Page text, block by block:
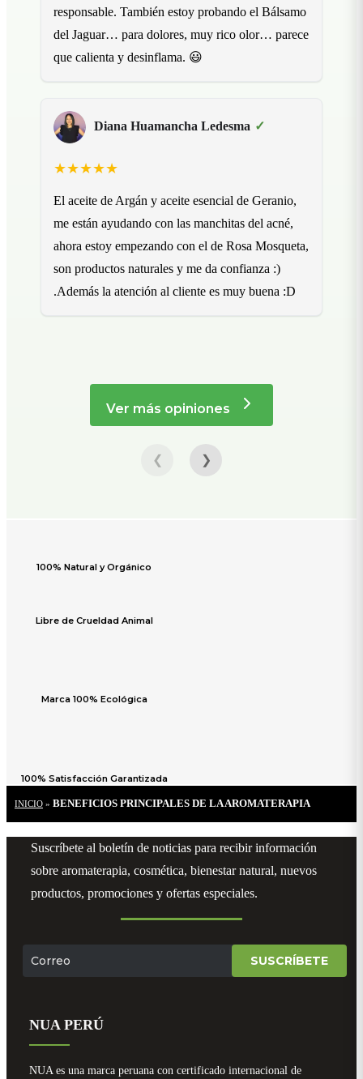
responsable. También estoy probando el Bálsamo
del Jaguar… para dolores, muy rico olor… parece
que calienta y desinflama. 😃
Diana Huamancha Ledesma ✓
★★★★★
El aceite de Argán y aceite esencial de Geranio,
me están ayudando con las manchitas del acné,
ahora estoy empezando con el de Rosa Mosqueta,
son productos naturales y me da confianza :)
.Además la atención al cliente es muy buena :D
❮ ❯
Ver más opiniones
100% Natural y Orgánico
Libre de Crueldad Animal
Marca 100% Ecológica
100% Satisfacción Garantizada
INICIO » BENEFICIOS PRINCIPALES DE LA AROMATERAPIA
Suscríbete al boletín de noticias para recibir información
sobre aromaterapia, cosmética, bienestar natural, nuevos
productos, promociones y ofertas especiales.
SUSCRÍBETE
NUA PERÚ
NUA es una marca peruana con certificado internacional de